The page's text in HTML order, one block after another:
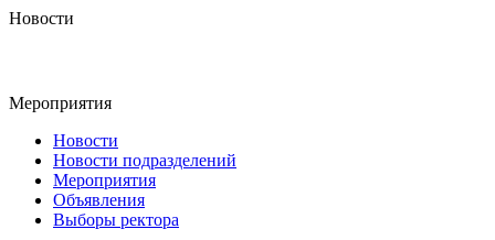
Новости
Мероприятия
Новости
Новости подразделений
Мероприятия
Объявления
Выборы ректора